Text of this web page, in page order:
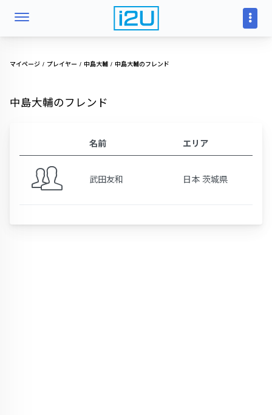
マイページ プレイヤー 中島大輔 中島大輔のフレンド
中島大輔のフレンド
名前 エリア
武田友和 日本 茨城県